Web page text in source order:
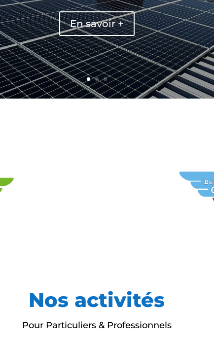
En savoir +
Nos activités
Pour Particuliers & Professionnels